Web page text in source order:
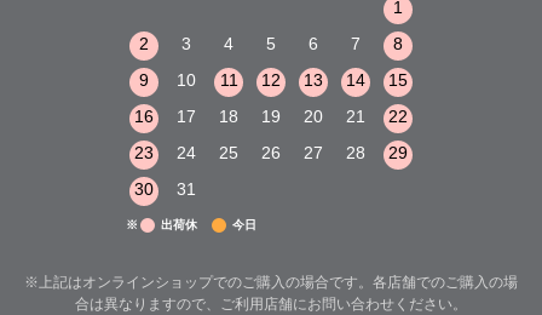
1
2
3 4 5 6 7
8
9
10 11 12 13 14
15
16
17 18 19 20 21
22
23
24 25 26 27 28
29
30
31
※ 出荷休 今日
※上記はオンラインショップでのご購入の場合です。各店舗でのご購入の場
合は異なりますので、ご利用店舗にお問い合わせください。